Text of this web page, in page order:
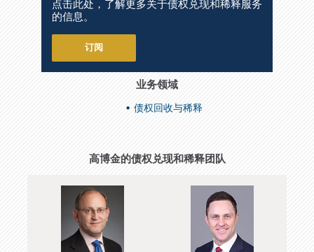
点击此处，了解更多关于债权兑现和稀释服务
的信息。
订阅
业务领域
债权回收与稀释
高博金的债权兑现和稀释团队